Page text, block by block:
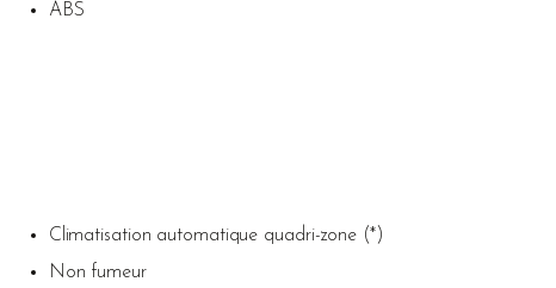
ABS
Climatisation automatique quadri-zone (*)
Non fumeur